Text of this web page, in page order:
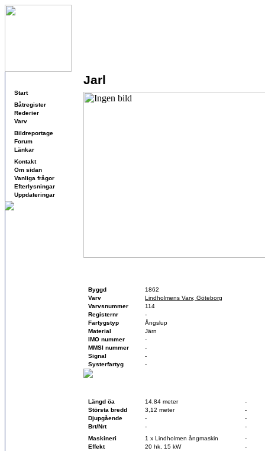
Start
Båtregister
Rederier
Varv
Bildreportage
Forum
Länkar
Kontakt
Om sidan
Vanliga frågor
Efterlysningar
Uppdateringar
Jarl
Byggd
1862
Varv
Lindholmens Varv, Göteborg
Varvsnummer
114
Registernr
-
Fartygstyp
Ångslup
Material
Järn
IMO nummer
-
MMSI nummer
-
Signal
-
Systerfartyg
-
Längd öa
14,84 meter
-
Största bredd
3,12 meter
-
Djupgående
-
-
Brt/Nrt
-
-
Maskineri
1 x Lindholmen ångmaskin
-
Effekt
20 hk, 15 kW
-